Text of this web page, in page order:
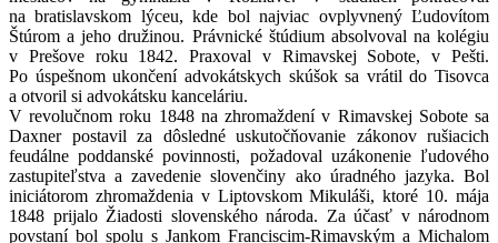
na bratislavskom lýceu, kde bol najviac ovplyvnený Ľudovítom
Štúrom a jeho družinou. Právnické štúdium absolvoval na kolégiu
v Prešove roku 1842. Praxoval v Rimavskej Sobote, v Pešti.
Po úspešnom ukončení advokátskych skúšok sa vrátil do Tisovca
a otvoril si advokátsku kanceláriu.
V revolučnom roku 1848 na zhromaždení v Rimavskej Sobote sa
Daxner postavil za dôsledné uskutočňovanie zákonov rušiacich
feudálne poddanské povinnosti, požadoval uzákonenie ľudového
zastupiteľstva a zavedenie slovenčiny ako úradného jazyka. Bol
iniciátorom zhromaždenia v Liptovskom Mikuláši, ktoré 10. mája
1848 prijalo Žiadosti slovenského národa. Za účasť v národnom
povstaní bol spolu s Jankom Franciscim-Rimavským a Michalom